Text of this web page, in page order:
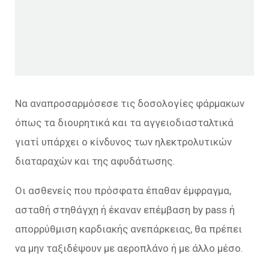
Να αναπροσαρμόσεσε τις δοσολογίες φάρμακων
όπως τα διουρητικά και τα αγγειοδιασταλτικά
γιατί υπάρχει ο κίνδυνος των ηλεκτρολυτικών
διαταραχών και της αφυδάτωσης.
Οι ασθενείς που πρόσφατα έπαθαν έμφραγμα,
ασταθή στηθάγχη ή έκαναν επέμβαση by pass ή
απορρύθμιση καρδιακής ανεπάρκειας, θα πρέπει
να μην ταξιδέψουν με αεροπλάνο ή με άλλο μέσο.